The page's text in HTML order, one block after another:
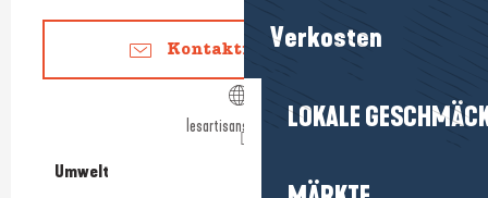
Verkosten
LOKALE
Kontaktieren Sie uns
lesartisansdularge.fr
Umwelt
Umwelt